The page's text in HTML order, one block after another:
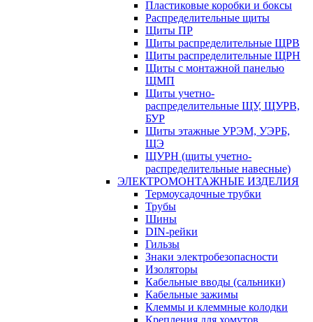
Пластиковые коробки и боксы
Распределительные щиты
Щиты ПР
Щиты распределительные ЩРВ
Щиты распределительные ЩРН
Щиты с монтажной панелью
ЩМП
Щиты учетно-
распределительные ЩУ, ЩУРВ,
БУР
Щиты этажные УРЭМ, УЭРБ,
ЩЭ
ЩУРН (щиты учетно-
распределительные навесные)
ЭЛЕКТРОМОНТАЖНЫЕ ИЗДЕЛИЯ
Термоусадочные трубки
Трубы
Шины
DIN-рейки
Гильзы
Знаки электробезопасности
Изоляторы
Кабельные вводы (сальники)
Кабельные зажимы
Клеммы и клеммные колодки
Крепления для хомутов